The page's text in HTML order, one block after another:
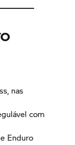
nas
com
Enduro